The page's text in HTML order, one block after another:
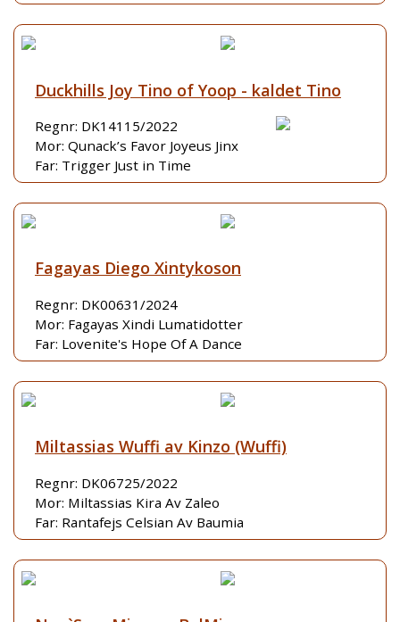
Duckhills Joy Tino of Yoop - kaldet Tino
Regnr: DK14115/2022
Mor: Qunack’s Favor Joyeus Jinx
Far: Trigger Just in Time
Fagayas Diego Xintykoson
Regnr: DK00631/2024
Mor: Fagayas Xindi Lumatidotter
Far: Lovenite's Hope Of A Dance
Miltassias Wuffi av Kinzo (Wuffi)
Regnr: DK06725/2022
Mor: Miltassias Kira Av Zaleo
Far: Rantafejs Celsian Av Baumia